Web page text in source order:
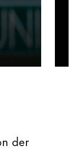
der